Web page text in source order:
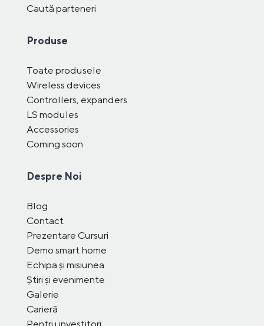
Caută parteneri
Produse
Toate produsele
Wireless devices
Controllers, expanders
LS modules
Accessories
Coming soon
Despre Noi
Blog
Contact
Prezentare Cursuri
Demo smart home
Echipa și misiunea
Știri și evenimente
Galerie
Carieră
Pentru investitori